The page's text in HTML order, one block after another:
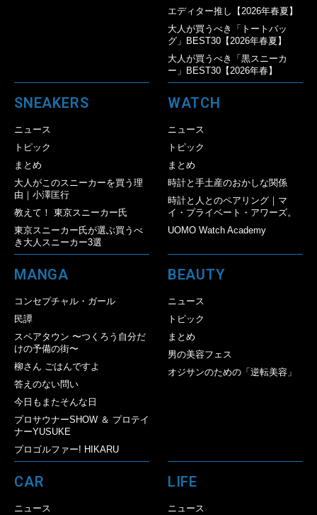
エディター推し【2026年春夏】
大人が買うべき「トートバッ
グ」BEST30【2026年春夏】
大人が買うべき「黒スニーカ
ー」BEST30【2026年春】
SNEAKERS
ニュース
トピック
まとめ
大人がこのスニーカーを買う理
由｜小澤匡行
教えて！ 東京スニーカー氏
東京スニーカー氏が選ぶ買うべ
き大人スニーカー3選
WATCH
ニュース
トピック
まとめ
時計と手土産のおかしな関係
時計と人とのペアリング｜マ
イ・プライベート・アワーズ。
UOMO Watch Academy
MANGA
コンセプチャル・ガール
民譚
スペアタウン 〜つくろう自分だ
けの予備の街〜
柳さん ごはんですよ
答えのない問い
今日もまたそんな日
プロサウナーSHOW ＆ プロテイ
ナーYUSUKE
プロゴルファー! HIKARU
BEAUTY
ニュース
トピック
まとめ
男の美容フェス
オジサンのための「逆転美容」
CAR
ニュース
LIFE
ニュース